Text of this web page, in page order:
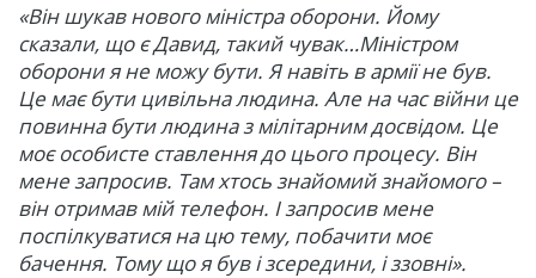
«Він шукав нового міністра оборони. Йому
сказали, що є Давид, такий чувак…Міністром
оборони я не можу бути. Я навіть в армії не був.
Це має бути цивільна людина. Але на час війни це
повинна бути людина з мілітарним досвідом. Це
моє особисте ставлення до цього процесу. Він
мене запросив. Там хтось знайомий знайомого –
він отримав мій телефон. І запросив мене
поспілкуватися на цю тему, побачити моє
бачення. Тому що я був і зсередини, і ззовні».